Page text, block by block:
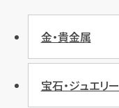
金・貴金属
宝石・ジュエリー